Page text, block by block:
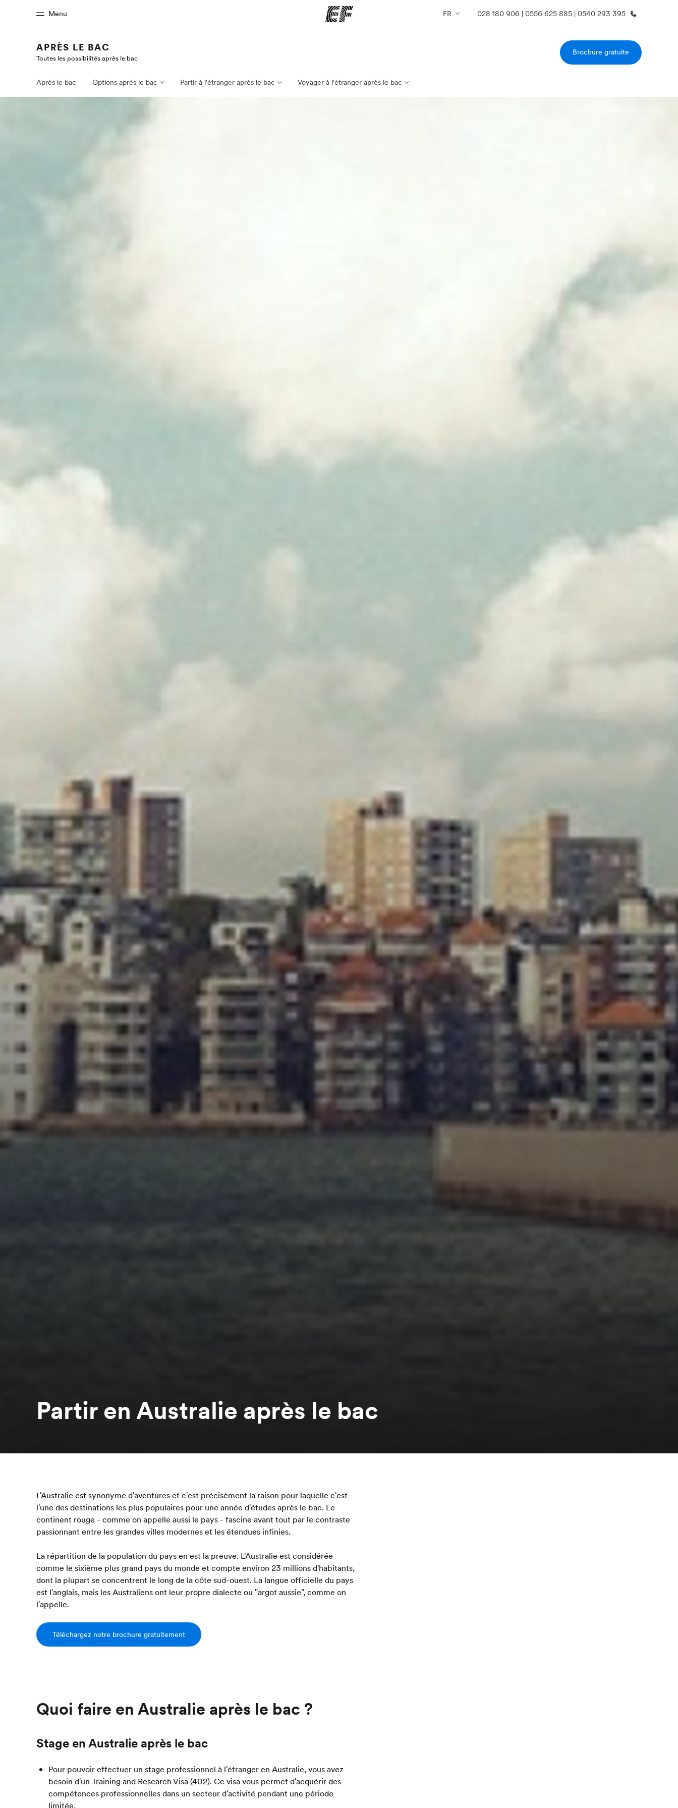
Menu FR 028 180 906 | 0556 625 885 | 0540 293 395
Accueil
Bienvenue chez EF Nos offres Trouver un bureau
EF recrute
APRÈS LE BAC
Toutes les possibilités après le bac
Brochure gratuite
Après le bac Options après le bac Partir à l'étranger après le bac Voyager à l'étranger après le bac
Partir en Australie après le bac
L'Australie est synonyme d'aventures et c'est précisément la raison pour laquelle c'est
l'une des destinations les plus populaires pour une année d'études après le bac. Le
continent rouge - comme on appelle aussi le pays - fascine avant tout par le contraste
passionnant entre les grandes villes modernes et les étendues infinies.
La répartition de la population du pays en est la preuve. L'Australie est considérée
comme le sixième plus grand pays du monde et compte environ 23 millions d'habitants,
dont la plupart se concentrent le long de la côte sud-ouest. La langue officielle du pays
est l'anglais, mais les Australiens ont leur propre dialecte ou "argot aussie", comme on
l'appelle.
Téléchargez notre brochure gratuitement
Quoi faire en Australie après le bac ?
Stage en Australie après le bac
Pour pouvoir effectuer un stage professionnel à l'étranger en Australie, vous avez
besoin d'un Training and Research Visa (402). Ce visa vous permet d'acquérir des
compétences professionnelles dans un secteur d'activité pendant une période
limitée.